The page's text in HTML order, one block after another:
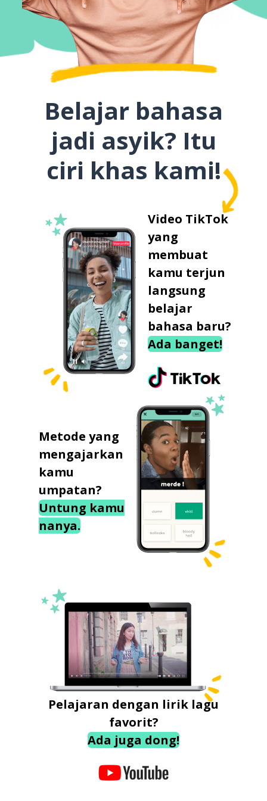
Belajar bahasa
jadi asyik? Itu
ciri khas kami!
Video TikTok
yang
membuat
kamu terjun
langsung
belajar
bahasa baru?
Ada banget!
Metode yang
mengajarkan
kamu
umpatan?
Untung kamu
nanya.
Pelajaran dengan lirik lagu
favorit?
Ada juga dong!